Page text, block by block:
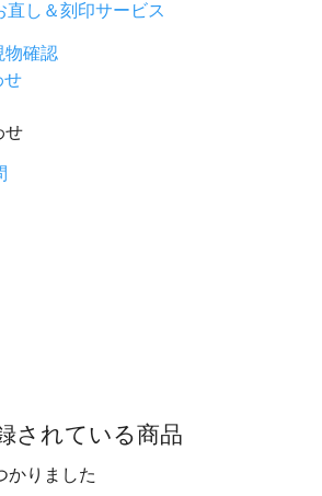
直し＆刻印サービス
物確認
せ
せ
されている商品
かりました